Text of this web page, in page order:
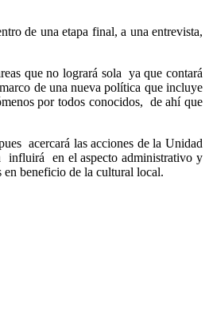
de una etapa final, a una entrevista,
que no logrará sola ya que contará
de una nueva política que incluye
por todos conocidos, de ahí que
acercará las acciones de la Unidad
influirá en el aspecto administrativo y
en beneficio de la cultural local.